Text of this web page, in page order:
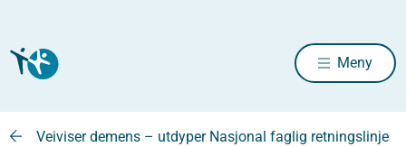
Meny
Veiviser demens – utdyper Nasjonal faglig retningslinje